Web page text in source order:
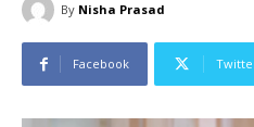
By Nisha Prasad
Facebook